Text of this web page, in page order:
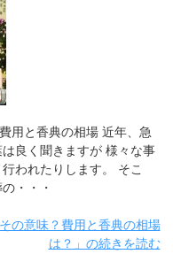
用と香典の相場 近年、急
良く聞きますが 様々な事
われたりします。 そこ
・・・
の意味？費用と香典の相場
は？」の続きを読む